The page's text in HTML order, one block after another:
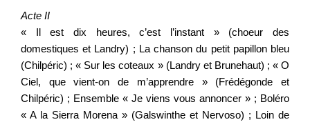
Acte II
« Il est dix heures, c’est l’instant » (choeur des
domestiques et Landry) ; La chanson du petit papillon bleu
(Chilpéric) ; « Sur les coteaux » (Landry et Brunehaut) ; « O
Ciel, que vient-on de m’apprendre » (Frédégonde et
Chilpéric) ; Ensemble « Je viens vous annoncer » ; Boléro
« A la Sierra Morena » (Galswinthe et Nervoso) ; Loin de